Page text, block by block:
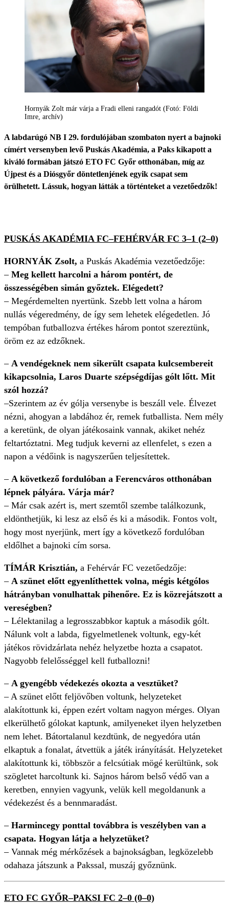
Hornyák Zolt már várja a Fradi elleni rangadót (Fotó: Földi
Imre, archív)
A labdarúgó NB I 29. fordulójában szombaton nyert a bajnoki
címért versenyben levő Puskás Akadémia, a Paks kikapott a
kiváló formában játszó ETO FC Győr otthonában, míg az
Újpest és a Diósgyőr döntetlenjének egyik csapat sem
örülhetett. Lássuk, hogyan látták a történteket a vezetőedzők!
PUSKÁS AKADÉMIA FC–FEHÉRVÁR FC 3–1 (2–0)
HORNYÁK Zsolt, a Puskás Akadémia vezetőedzője:
– Meg kellett harcolni a három pontért, de
összességében simán győztek. Elégedett?
– Megérdemelten nyertünk. Szebb lett volna a három
nullás végeredmény, de így sem lehetek elégedetlen. Jó
tempóban futballozva értékes három pontot szereztünk,
öröm ez az edzőknek.
– A vendégeknek nem sikerült csapata kulcsembereit
kikapcsolnia, Laros Duarte szépségdíjas gólt lőtt. Mit
szól hozzá?
–Szerintem az év gólja versenybe is beszáll vele. Élvezet
nézni, ahogyan a labdához ér, remek futballista. Nem mély
a keretünk, de olyan játékosaink vannak, akiket nehéz
feltartóztatni. Meg tudjuk keverni az ellenfelet, s ezen a
napon a védőink is nagyszerűen teljesítettek.
– A következő fordulóban a Ferencváros otthonában
lépnek pályára. Várja már?
– Már csak azért is, mert szemtől szembe találkozunk,
eldönthetjük, ki lesz az első és ki a második. Fontos volt,
hogy most nyerjünk, mert így a következő fordulóban
eldőlhet a bajnoki cím sorsa.
TÍMÁR Krisztián, a Fehérvár FC vezetőedzője:
– A szünet előtt egyenlíthettek volna, mégis kétgólos
hátrányban vonulhattak pihenőre. Ez is közrejátszott a
vereségben?
– Lélektanilag a legrosszabbkor kaptuk a második gólt.
Nálunk volt a labda, figyelmetlenek voltunk, egy-két
játékos rövidzárlata nehéz helyzetbe hozta a csapatot.
Nagyobb felelősséggel kell futballozni!
– A gyengébb védekezés okozta a vesztüket?
– A szünet előtt feljövőben voltunk, helyzeteket
alakítottunk ki, éppen ezért voltam nagyon mérges. Olyan
elkerülhető gólokat kaptunk, amilyeneket ilyen helyzetben
nem lehet. Bátortalanul kezdtünk, de negyedóra után
elkaptuk a fonalat, átvettük a játék irányítását. Helyzeteket
alakítottunk ki, többször a felcsútiak mögé kerültünk, sok
szögletet harcoltunk ki. Sajnos három belső védő van a
keretben, ennyien vagyunk, velük kell megoldanunk a
védekezést és a bennmaradást.
– Harmincegy ponttal továbbra is veszélyben van a
csapata. Hogyan látja a helyzetüket?
– Vannak még mérkőzések a bajnokságban, legközelebb
odahaza játszunk a Pakssal, muszáj győznünk.
ETO FC GYŐR–PAKSI FC 2–0 (0–0)